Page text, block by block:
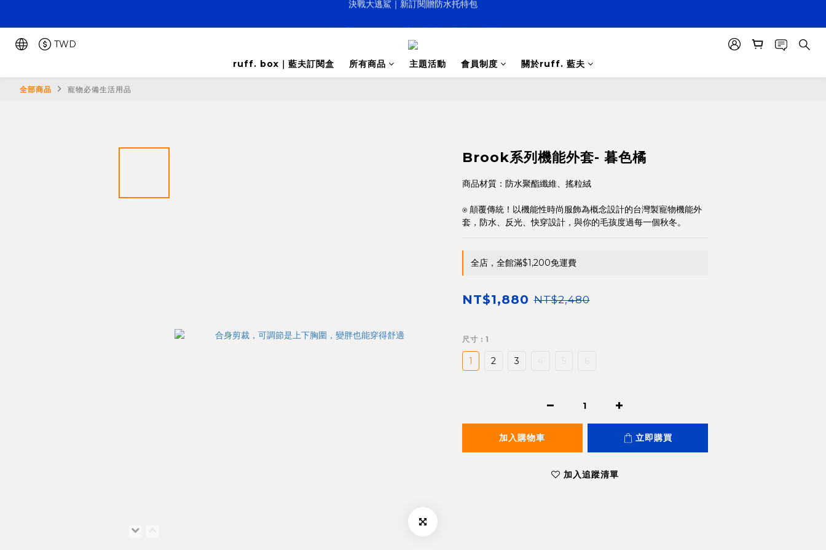
寵壞計畫｜客製化服務｜快速出貨
決戰大逃鯊｜新訂閱贈防水托特包
TWD
ruff. box｜藍夫訂閱盒
所有商品 主題活動 會員制度 關於ruff. 藍夫
全部商品 寵物必備生活用品
Brook系列機能外套- 暮色橘
商品材質：防水聚酯纖維、搖粒絨
⍟ 顛覆傳統！以機能性時尚服飾為概念設計的台灣製寵物機能外
套，防水、反光、快穿設計，與你的毛孩度過每一個秋冬。
全店，全館滿$1,200免運費
NT$1,880 NT$2,480
尺寸 : 1
1 2 3
加入購物車 立即購買
加入追蹤清單